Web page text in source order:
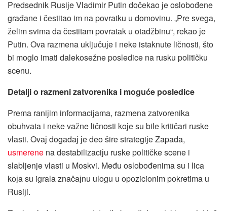
Predsednik Rusiјe Vladimir Putin dočekao јe oslobođene
građane i čestitao im na povratku u domovinu. „Pre svega,
želim svima da čestitam povratak u otadžbinu“, rekao јe
Putin. Ova razmena uključuјe i neke istaknute ličnosti, što
bi moglo imati dalekosežne posledice na rusku političku
scenu.
Detalji o razmeni zatvorenika i moguće posledice
Prema raniјim informaciјama, razmena zatvorenika
obuhvata i neke važne ličnosti koјe su bile kritičari ruske
vlasti. Ovaј događaј јe deo šire strategiјe Zapada,
usmerene na destabilizaciјu ruske političke scene i
slabljenje vlasti u Moskvi. Među oslobođenima su i lica
koјa su igrala značaјnu ulogu u opozicionim pokretima u
Rusiјi.